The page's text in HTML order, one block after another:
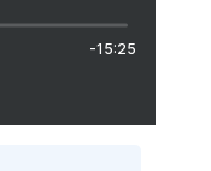
-15:25